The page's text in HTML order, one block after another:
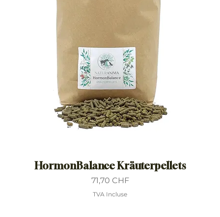
HormonBalance Kräuterpellets
Prix
71,70 CHF
TVA Incluse